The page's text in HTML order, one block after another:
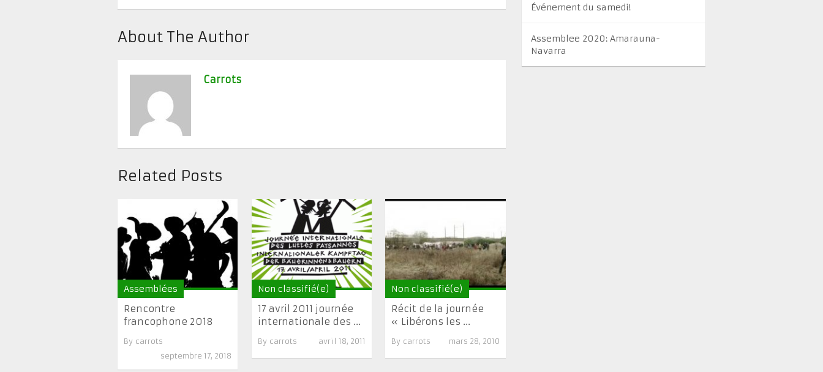
About The Author
Carrots
Related Posts
Assemblées
Rencontre
francophone 2018
By carrots
septembre 17, 2018
Non classifié(e)
17 avril 2011 journée
internationale des ...
By carrots avril 18, 2011
Non classifié(e)
Récit de la journée
« Libérons les ...
By carrots mars 28, 2010
Événement du samedi!
Assemblee 2020: Amarauna-
Navarra